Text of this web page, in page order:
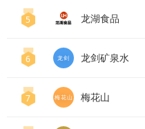
5 龙湖食品
6 龙剑 龙剑矿泉水
7 梅花山 梅花山